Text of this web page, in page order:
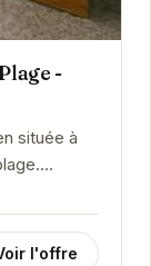
-
située à
l'offre